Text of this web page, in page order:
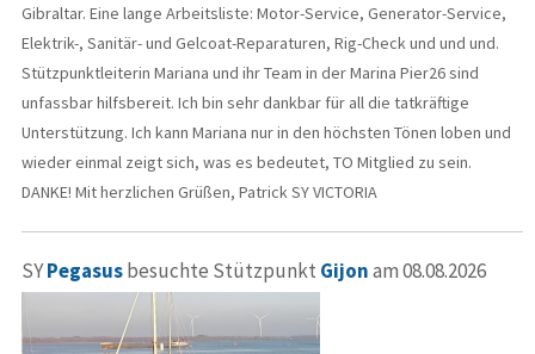
Gibraltar. Eine lange Arbeitsliste: Motor-Service, Generator-Service,
Elektrik-, Sanitär- und Gelcoat-Reparaturen, Rig-Check und und und.
Stützpunktleiterin Mariana und ihr Team in der Marina Pier26 sind
unfassbar hilfsbereit. Ich bin sehr dankbar für all die tatkräftige
Unterstützung. Ich kann Mariana nur in den höchsten Tönen loben und
wieder einmal zeigt sich, was es bedeutet, TO Mitglied zu sein.
DANKE! Mit herzlichen Grüßen, Patrick SY VICTORIA
SYPegasusbesuchte Stützpunkt Gijonam 08.08.2026